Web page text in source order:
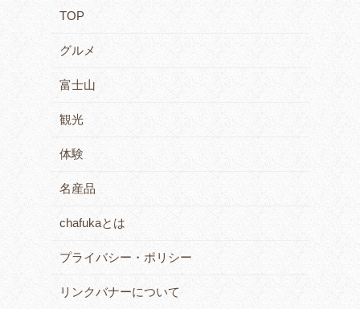
TOP
グルメ
富士山
観光
体験
名産品
chafukaとは
プライバシー・ポリシー
リンクバナーについて